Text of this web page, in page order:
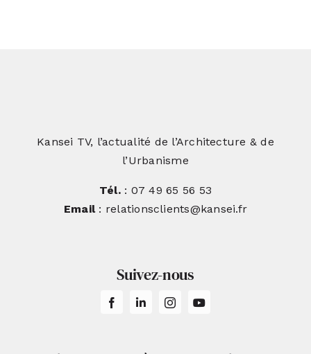
Kansei TV, l’actualité de l’Architecture & de
l’Urbanisme
Tél.: 07 49 65 56 53
Email: relationsclients@kansei.fr
Suivez-nous